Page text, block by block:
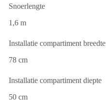
Snoerlengte
1,6 m
Installatie compartiment breedte
78 cm
Installatie compartiment diepte
50 cm